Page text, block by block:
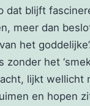
dat blijft
meer dan
het
het
lijkt wellicht
en hopen